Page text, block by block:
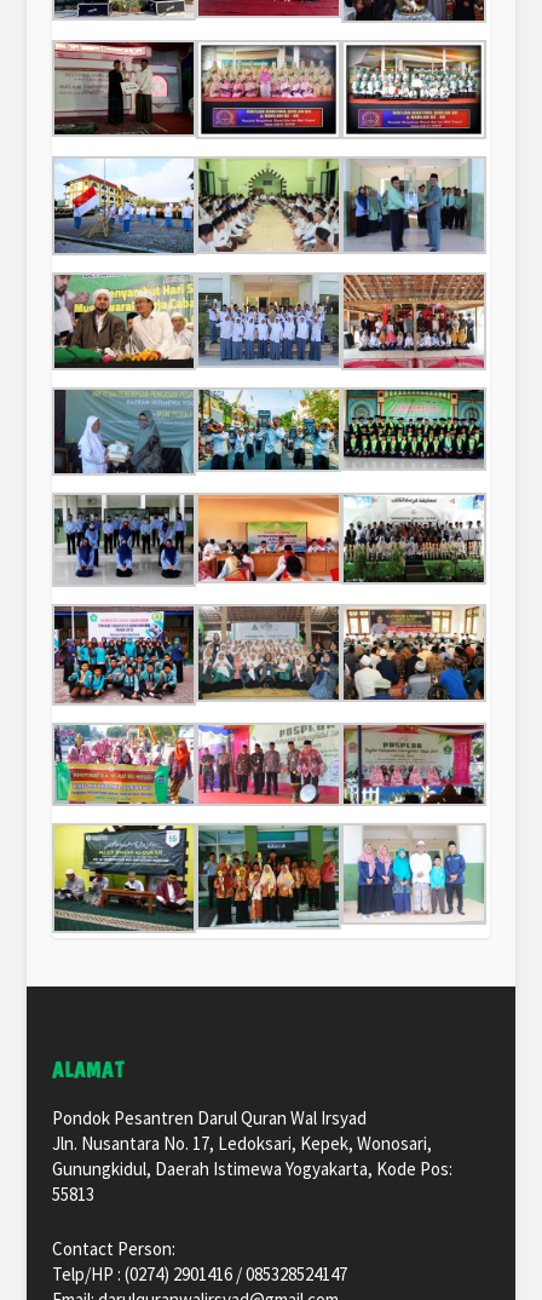
ALAMAT
Pondok Pesantren Darul Quran Wal Irsyad
Jln. Nusantara No. 17, Ledoksari, Kepek, Wonosari,
Gunungkidul, Daerah Istimewa Yogyakarta, Kode Pos:
55813
Contact Person:
Telp/HP : (0274) 2901416 / 085328524147